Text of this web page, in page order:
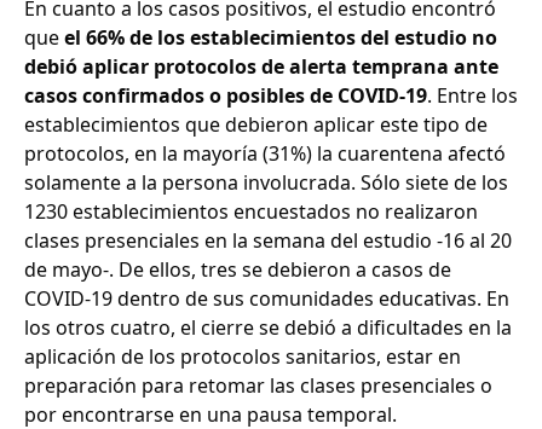
En cuanto a los casos positivos, el estudio encontró
queel 66% de los establecimientos del estudio no
debió aplicar protocolos de alerta temprana ante
casos confirmados o posibles de COVID-19. Entre los
establecimientos que debieron aplicar este tipo de
protocolos, en la mayoría (31%) la cuarentena afectó
solamente a la persona involucrada. Sólo siete de los
1230 establecimientos encuestados no realizaron
clases presenciales en la semana del estudio -16 al 20
de mayo-. De ellos, tres se debieron a casos de
COVID-19 dentro de sus comunidades educativas. En
los otros cuatro, el cierre se debió a dificultades en la
aplicación de los protocolos sanitarios, estar en
preparación para retomar las clases presenciales o
por encontrarse en una pausa temporal.